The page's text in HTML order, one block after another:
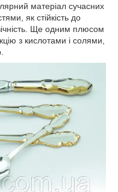
матеріал сучасних
як стійкість до
Ще одним плюсом
з кислотами і солями,